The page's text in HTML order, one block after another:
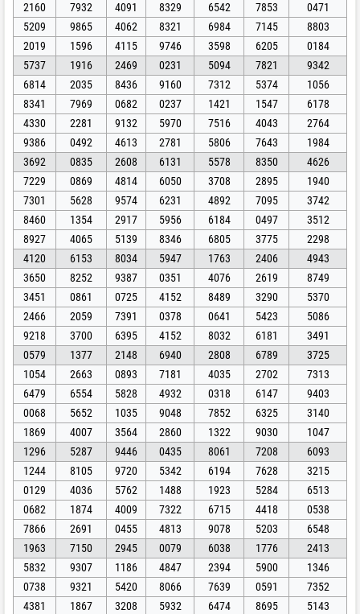
2160
7932 4091 8329 6542 7853
0471
5209
9865 4062 8321 6984 7145
8803
2019
1596 4115 9746 3598 6205
0184
5737
1916 2469 0231 5094 7821
9342
6814
2035 8436 9160 7312 5374
1056
8341
7969 0682 0237 1421 1547
6178
4330
2281 9132 5970 7516 4043
2764
9386
0492 4613 2781 5806 7643
1984
3692
0835 2608 6131 5578 8350
4626
7229
0869 4814 6050 3708 2895
1940
7301
5628 9574 6231 4892 7095
3742
8460
1354 2917 5956 6184 0497
3512
8927
4065 5139 8346 6805 3775
2298
4120
6153 8034 5947 1763 2406
4943
3650
8252 9387 0351 4076 2619
8749
3451
0861 0725 4152 8489 3290
5370
2466
2059 7391 0378 0641 5423
5086
9218
3700 6395 4152 8032 6181
3491
0579
1377 2148 6940 2808 6789
3725
1054
2663 0893 7181 4035 2702
7313
6479
6554 5828 4932 0318 6147
9403
0068
5652 1035 9048 7852 6325
3140
1869
4007 3564 2860 1322 9030
1047
1296
5287 9446 0435 8061 7208
6093
1244
8105 9720 5342 6194 7628
3215
0129
4036 5762 1488 1923 5284
6513
0682
1874 4009 7322 6715 4418
0538
7866
2691 0455 4813 9078 5203
6548
1963
7150 2945 0079 6038 1776
2413
5832
9307 1186 4847 2394 5900
1346
0738
9321 5420 8066 7639 0591
7352
4381
1867 3208 5932 6474 8695
5143